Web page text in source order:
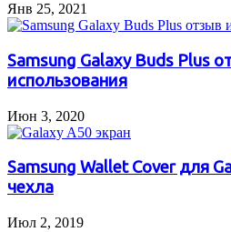
Янв 25, 2021
Samsung Galaxy Buds Plus
использования
Июн 3, 2020
Samsung Wallet Cover для
чехла
Июл 2, 2019